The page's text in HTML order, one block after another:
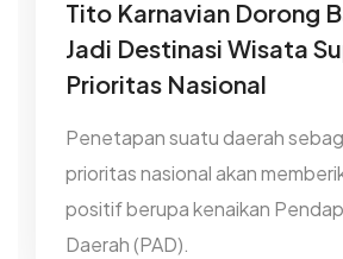
Tito Karnavian Dorong
Jadi Destinasi Wisata
Prioritas Nasional
Penetapan suatu daerah
prioritas nasional akan
positif berupa kenaikan
Daerah (PAD).